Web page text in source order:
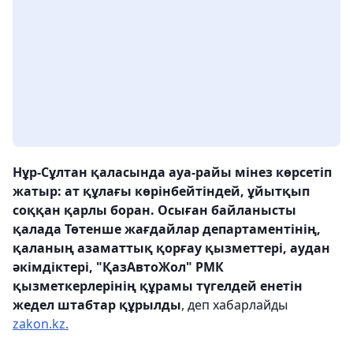
Нұр-Сұлтан қаласында ауа-райы мінез көрсетіп
жатыр: ат құлағы көрінбейтіндей, ұйытқып
соққан қарлы боран. Осыған байланысты
қалада Төтенше жағдайлар департаментінің,
қаланың азаматтық қорғау қызметтері, аудан
әкімдіктері, "ҚазАвтоЖол" РМК
қызметкерлерінің құрамы түгелдей енетін
жедел штабтар құрылды, деп хабарлайды
zakon.kz.